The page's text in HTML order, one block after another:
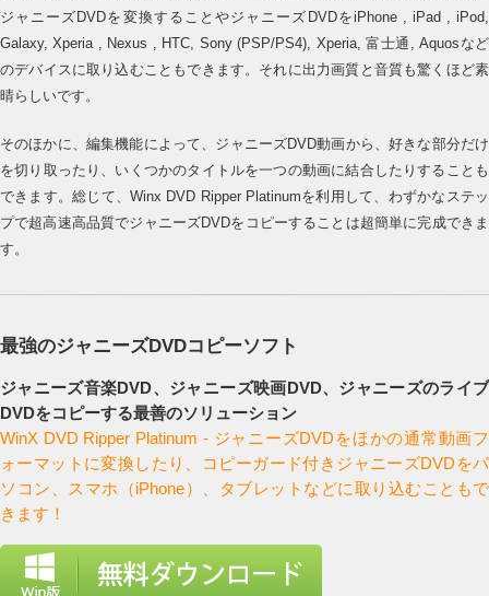
ジャニーズDVDを変換することやジャニーズDVDをiPhone , iPad , iPod,
Galaxy, Xperia , Nexus , HTC, Sony (PSP/PS4), Xperia, 富士通, Aquosなど
のデバイスに取り込むこともできます。それに出力画質と音質も驚くほど素
晴らしいです。
そのほかに、編集機能によって、ジャニーズDVD動画から、好きな部分だけ
を切り取ったり、いくつかのタイトルを一つの動画に結合したりすることも
できます。総じて、Winx DVD Ripper Platinumを利用して、わずかなステッ
プで超高速高品質でジャニーズDVDをコピーすることは超簡単に完成できま
す。
最強のジャニーズDVDコピーソフト
ジャニーズ音楽DVD、ジャニーズ映画DVD、ジャニーズのライブ
DVDをコピーする最善のソリューション
WinX DVD Ripper Platinum - ジャニーズDVDをほかの通常動画フ
ォーマットに変換したり、コピーガード付きジャニーズDVDをパ
ソコン、スマホ（iPhone）、タブレットなどに取り込むこともで
きます！